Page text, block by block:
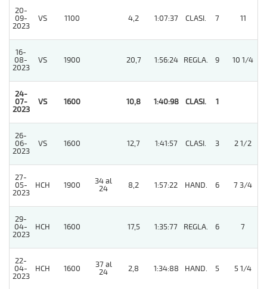
20-
09-
2023
VS 1100 4,2 1:07:37 CLASI. 7 11
16-
08-
2023
VS 1900 20,7 1:56:24 REGLA. 9 10 1/4
24-
07-
2023
VS 1600 10,8 1:40:98 CLASI. 1
26-
06-
2023
VS 1600 12,7 1:41:57 CLASI. 3 2 1/2
27-
05-
2023
HCH 1900
34 al
24
8,2 1:57:22 HAND. 6 7 3/4
29-
04-
2023
HCH 1600 17,5 1:35:77 REGLA. 6 7
22-
04-
2023
HCH 1600
37 al
24
2,8 1:34:88 HAND. 5 5 1/4